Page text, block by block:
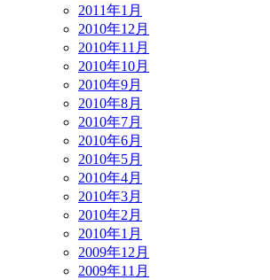
2011年1月
2010年12月
2010年11月
2010年10月
2010年9月
2010年8月
2010年7月
2010年6月
2010年5月
2010年4月
2010年3月
2010年2月
2010年1月
2009年12月
2009年11月